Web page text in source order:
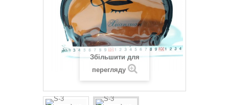
Збільшити для
перегляду